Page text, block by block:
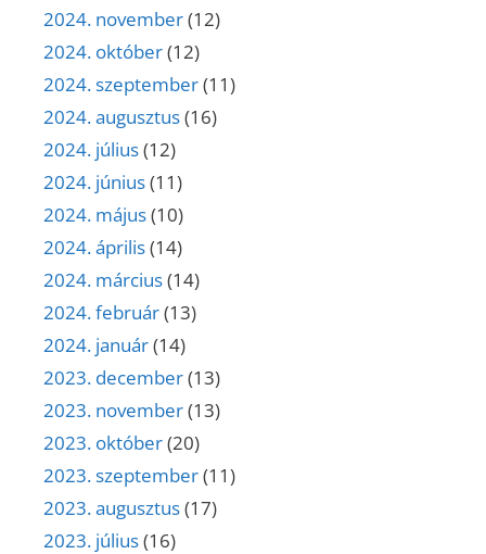
2024. november(12)
2024. október(12)
2024. szeptember(11)
2024. augusztus(16)
2024. július(12)
2024. június(11)
2024. május(10)
2024. április(14)
2024. március(14)
2024. február(13)
2024. január(14)
2023. december(13)
2023. november(13)
2023. október(20)
2023. szeptember(11)
2023. augusztus(17)
2023. július(16)